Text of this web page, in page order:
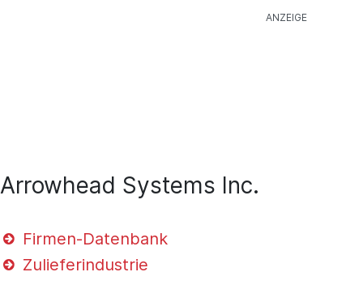
Arrowhead Systems Inc.
Firmen-Datenbank
Zulieferindustrie